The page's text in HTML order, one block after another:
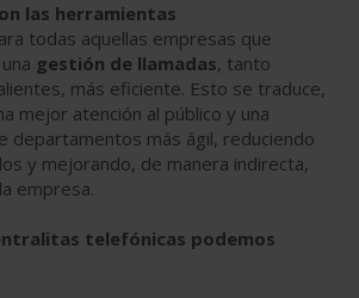
las herramientas
todas aquellas empresas que
gestión de llamadas, tanto
más eficiente. Esto se traduce,
mejor atención al público y una
departamentos más ágil, reduciendo
y mejorando, de manera indirecta,
empresa.
telefónicas podemos